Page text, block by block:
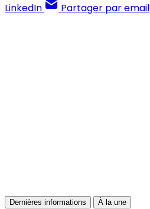
LinkedIn
Partager par email
Dernières informations À la une